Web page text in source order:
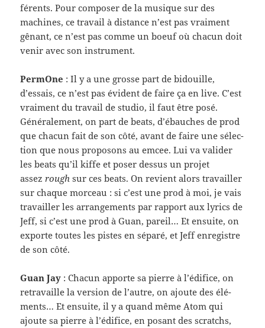
férents. Pour com­poser de la musique sur des
machines, ce tra­vail à dis­tance n’est pas vrai­ment
gênant, ce n’est pas comme un boeuf où cha­cun doit
venir avec son instrument.
Per­mOne : Il y a une grosse part de bidouille,
d’essais, ce n’est pas évi­dent de faire ça en live. C’est
vrai­ment du tra­vail de stu­dio, il faut être posé.
Générale­ment, on part de beats, d’ébauches de prod
que cha­cun fait de son côté, avant de faire une sélec­
tion que nous pro­posons au emcee. Lui va valider
les beats qu’il kiffe et poser dessus un pro­jet
assezrough sur ces beats. On revient alors tra­vailler
sur chaque morceau : si c’est une prod à moi, je vais
tra­vailler les arrange­ments par rap­port aux lyrics de
Jeff, si c’est une prod à Guan, pareil… Et ensuite, on
exporte toutes les pistes en séparé, et Jeff enreg­istre
de son côté.
Guan Jay : Cha­cun apporte sa pierre à l’édifice, on
retra­vaille la ver­sion de l’autre, on ajoute des élé­
ments… Et ensuite, il y a quand même Atom qui
ajoute sa pierre à l’édifice, en posant des scratchs,